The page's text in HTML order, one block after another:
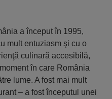
a început în 1995,
mult entuziasm şi cu o
culinară accesibilă,
în care România
lume. A fost mai mult
– a fost începutul unei